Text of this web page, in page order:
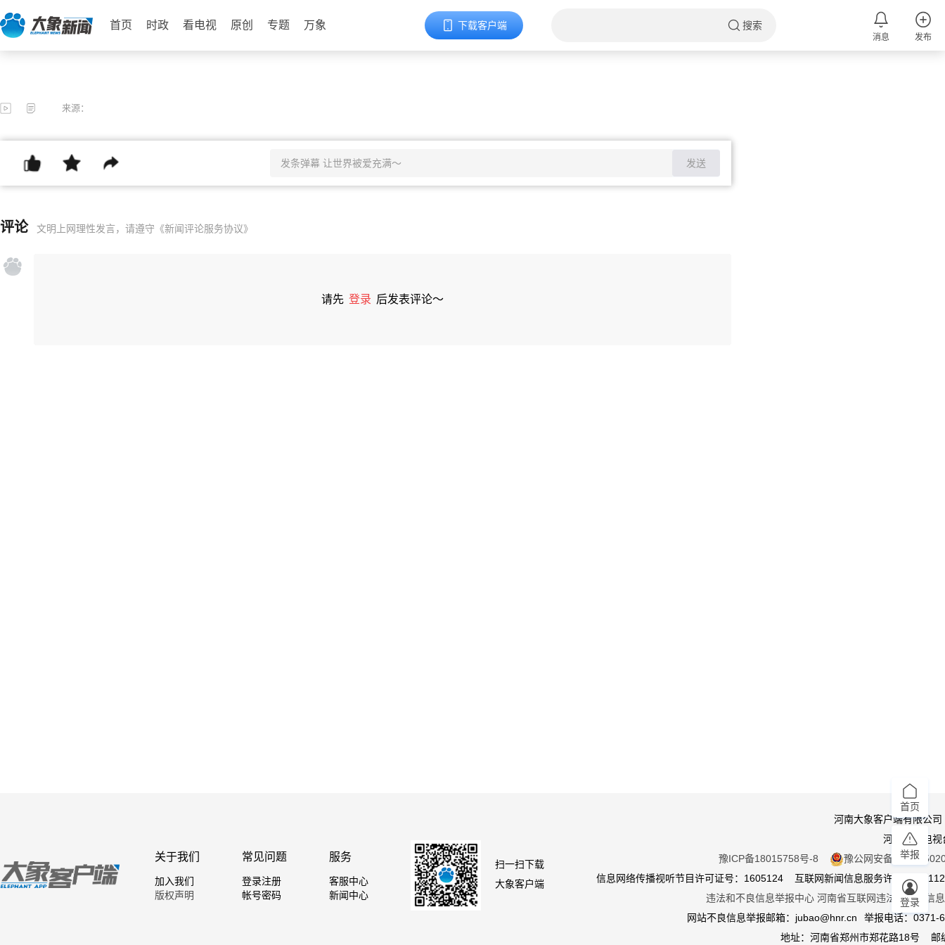
首页 时政 看电视 原创 专题 万象 下载客户端 搜索
消息 发布
来源：
发送
评论 文明上网理性发言，请遵守 《新闻评论服务协议》
请先 登录 后发表评论～
关于我们
加入我们
版权声明
常见问题
登录注册
帐号密码
服务
客服中心
新闻中心
扫一扫下载
大象客户端
河南大象客户端有限公司
河南广播电视
豫ICP备18015758号-8
豫公网安备
信息网络传播视听节目许可证号：1605124 互联网新闻信息服务许可证：
违法和不良信息举报中心 河南省互联网违法和不良信
网站不良信息举报邮箱：jubao@hnr.cn
举报电话：0371-
地址：河南省郑州市郑花路18号 邮
首页
举报
登录